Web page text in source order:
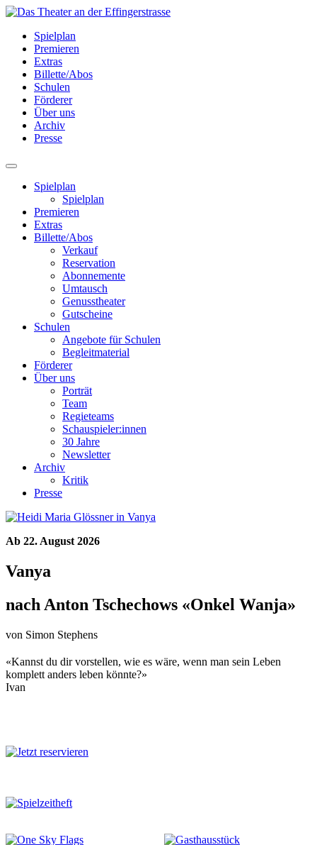
Spielplan
Premieren
Extras
Billette/Abos
Schulen
Förderer
Über uns
Archiv
Presse
Spielplan
Spielplan
Premieren
Extras
Billette/Abos
Verkauf
Reservation
Abonnemente
Umtausch
Genusstheater
Gutscheine
Schulen
Angebote für Schulen
Begleitmaterial
Förderer
Über uns
Porträt
Team
Regieteams
Schauspieler:innen
30 Jahre
Newsletter
Archiv
Kritik
Presse
Ab 22. August 2026
Vanya
nach Anton Tschechows «Onkel Wanja»
von Simon Stephens
«Kannst du dir vorstellen, wie es wäre, wenn man sein Leben
komplett anders leben könnte?»
Ivan